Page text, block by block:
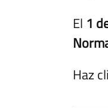
El 1
Haz